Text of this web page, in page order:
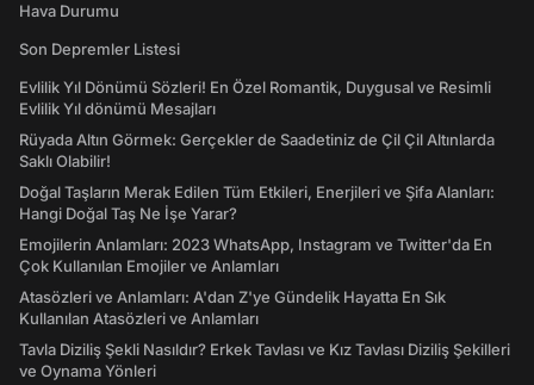
Hava Durumu
Son Depremler Listesi
Evlilik Yıl Dönümü Sözleri! En Özel Romantik, Duygusal ve Resimli
Evlilik Yıl dönümü Mesajları
Rüyada Altın Görmek: Gerçekler de Saadetiniz de Çil Çil Altınlarda
Saklı Olabilir!
Doğal Taşların Merak Edilen Tüm Etkileri, Enerjileri ve Şifa Alanları:
Hangi Doğal Taş Ne İşe Yarar?
Emojilerin Anlamları: 2023 WhatsApp, Instagram ve Twitter'da En
Çok Kullanılan Emojiler ve Anlamları
Atasözleri ve Anlamları: A'dan Z'ye Gündelik Hayatta En Sık
Kullanılan Atasözleri ve Anlamları
Tavla Diziliş Şekli Nasıldır? Erkek Tavlası ve Kız Tavlası Diziliş Şekilleri
ve Oynama Yönleri